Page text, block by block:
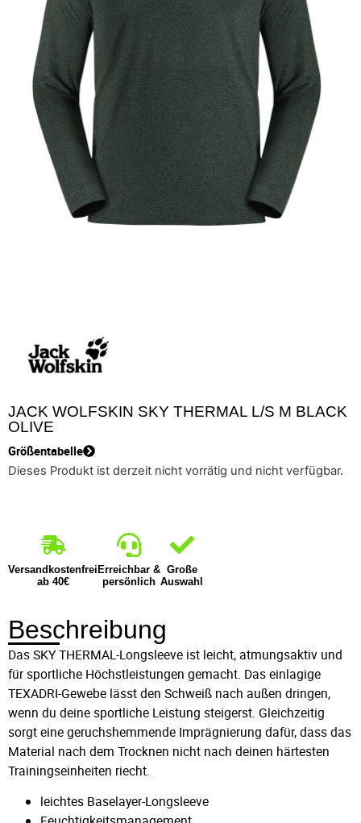
JACK WOLFSKIN SKY THERMAL L/S M BLACK
OLIVE
Größentabelle
Dieses Produkt ist derzeit nicht vorrätig und nicht verfügbar.
Versandkostenfrei
ab 40€
Erreichbar &
persönlich
Große
Auswahl
Beschreibung
Das SKY THERMAL-Longsleeve ist leicht, atmungsaktiv und
für sportliche Höchstleistungen gemacht. Das einlagige
TEXADRI-Gewebe lässt den Schweiß nach außen dringen,
wenn du deine sportliche Leistung steigerst. Gleichzeitig
sorgt eine geruchshemmende Imprägnierung dafür, dass das
Material nach dem Trocknen nicht nach deinen härtesten
Trainingseinheiten riecht.
leichtes Baselayer-Longsleeve